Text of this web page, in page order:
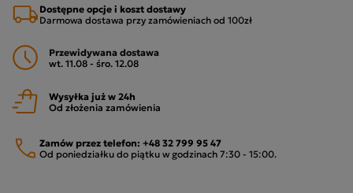
Dostępne opcje i koszt dostawy
Darmowa dostawa przy zamówieniach od 100zł
Przewidywana dostawa
wt. 11.08 - śro. 12.08
Wysyłka już w 24h
Od złożenia zamówienia
Zamów przez telefon: +48 32 799 95 47
Od poniedziałku do piątku w godzinach 7:30 - 15:00.